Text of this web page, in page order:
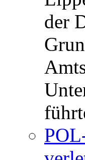
der